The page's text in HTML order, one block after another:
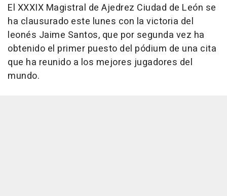
El XXXIX Magistral de Ajedrez Ciudad de León se
ha clausurado este lunes con la victoria del
leonés Jaime Santos, que por segunda vez ha
obtenido el primer puesto del pódium de una cita
que ha reunido a los mejores jugadores del
mundo.